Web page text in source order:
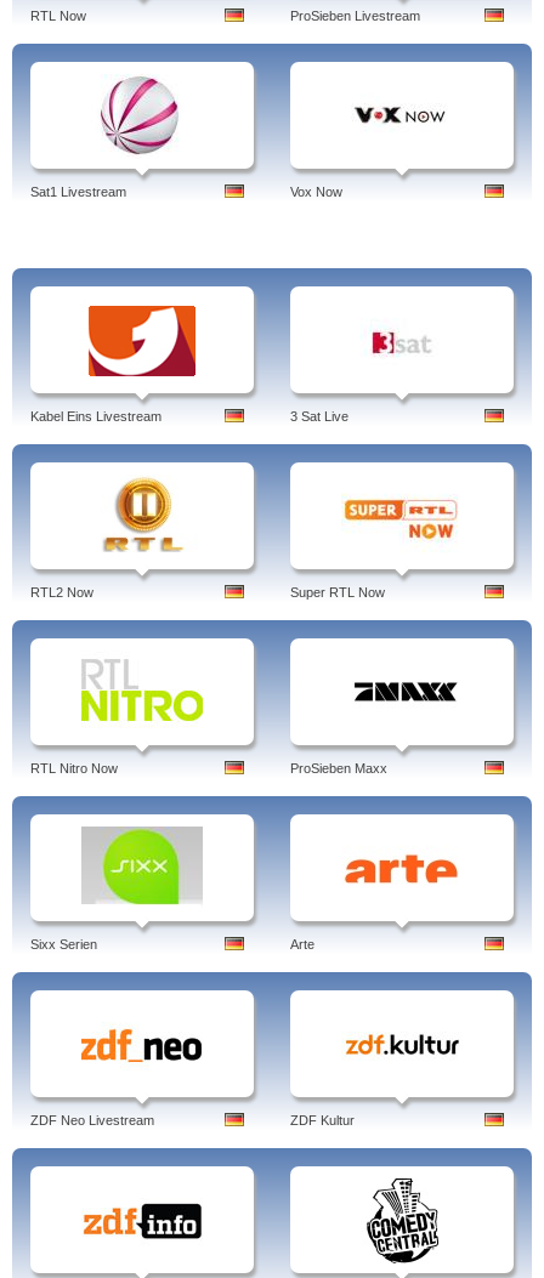
fantastische Welt von Gumball, Die gruseligen Abenteuer von Billy und Mandy,
Dreamworks Dragons: Defenders of Berk, ... Hot Wheels, Ninjago, Star Wars,
ed, edd eddy, REX, Ben Omniverse, Scooby Doo, Leone, Cartoon Network.
Tags: cartoon network, adventure time, app, amazone, astra, anime, alle
serien, alte serien, astra 19.2e, adventskalender, auf deutsch
RTL Now ProSieben Livestream
Sat1 Livestream Vox Now
Kabel Eins Livestream 3 Sat Live
RTL2 Now Super RTL Now
RTL Nitro Now ProSieben Maxx
Sixx Serien Arte
ZDF Neo Livestream ZDF Kultur